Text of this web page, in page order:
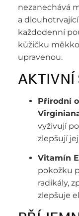
nezanechává
a
každodenní
kůžičku
upravenou.
AKTIVNÍ
Přírodní
vyživují
zlepšují
Vitamín
pokožku
radikály,
zlepšuje